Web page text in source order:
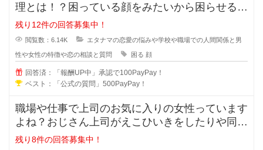
理とは！？困っている顔をみたいから困らせる男
性っていますよね？困らせて困った
残り12件の回答募集中！
閲覧数：6.14K エタナマの恋愛の悩みや学校や職場での人間関係と男
性や女性の特徴や恋の相談と質問 困る 顔
回答済：「報酬UP中」承認で100PayPay！
ベスト：「公式の質問」500PayPay！
職場や仕事で上司のお気に入りの女性っています
よね？おじさん上司がえこひいきをしたりや同じ
事をしているのに褒められるのはお
残り8件の回答募集中！